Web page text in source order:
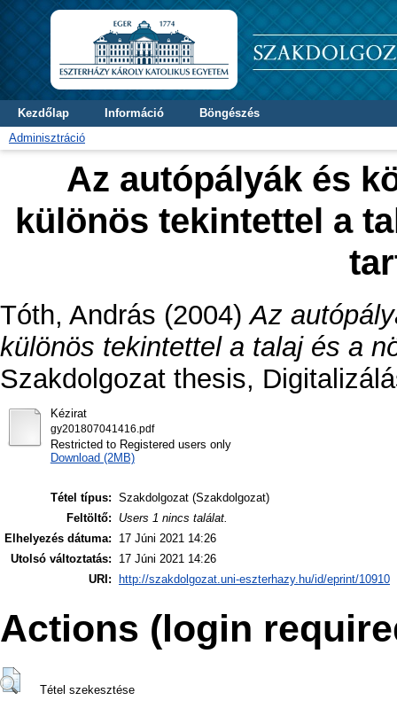
Kezdőlap Információ
Böngészés
Adminisztráció
Az autópályák és
különös tekintettel a
Tóth, András (2004)Az
különös tekintettel a talaj és a
Szakdolgozat thesis,
Kézirat
gy201807041416.pdf
Restricted to Registered users only
Download (2MB)
Tétel típus: Szakdolgozat (Szakdolgozat)
Feltöltő:
Users 1 nincs találat.
Elhelyezés dátuma:
17 Júni 2021 14:26
Utolsó változtatás:
17 Júni 2021 14:26
URI:
http://szakdolgozat.uni-eszterhazy.hu/id/eprint/10910
Actions (login
Tétel szekesztése